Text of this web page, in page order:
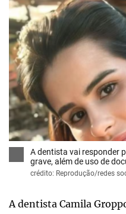
A dentista vai responder
grave, além de uso de
crédito: Reprodução/redes
A dentista Camila